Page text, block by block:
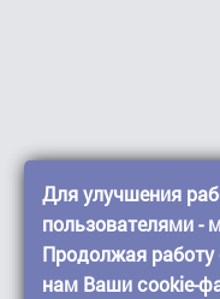
Для улучшения
пользователями -
Продолжая работу
нам Ваши cookie-